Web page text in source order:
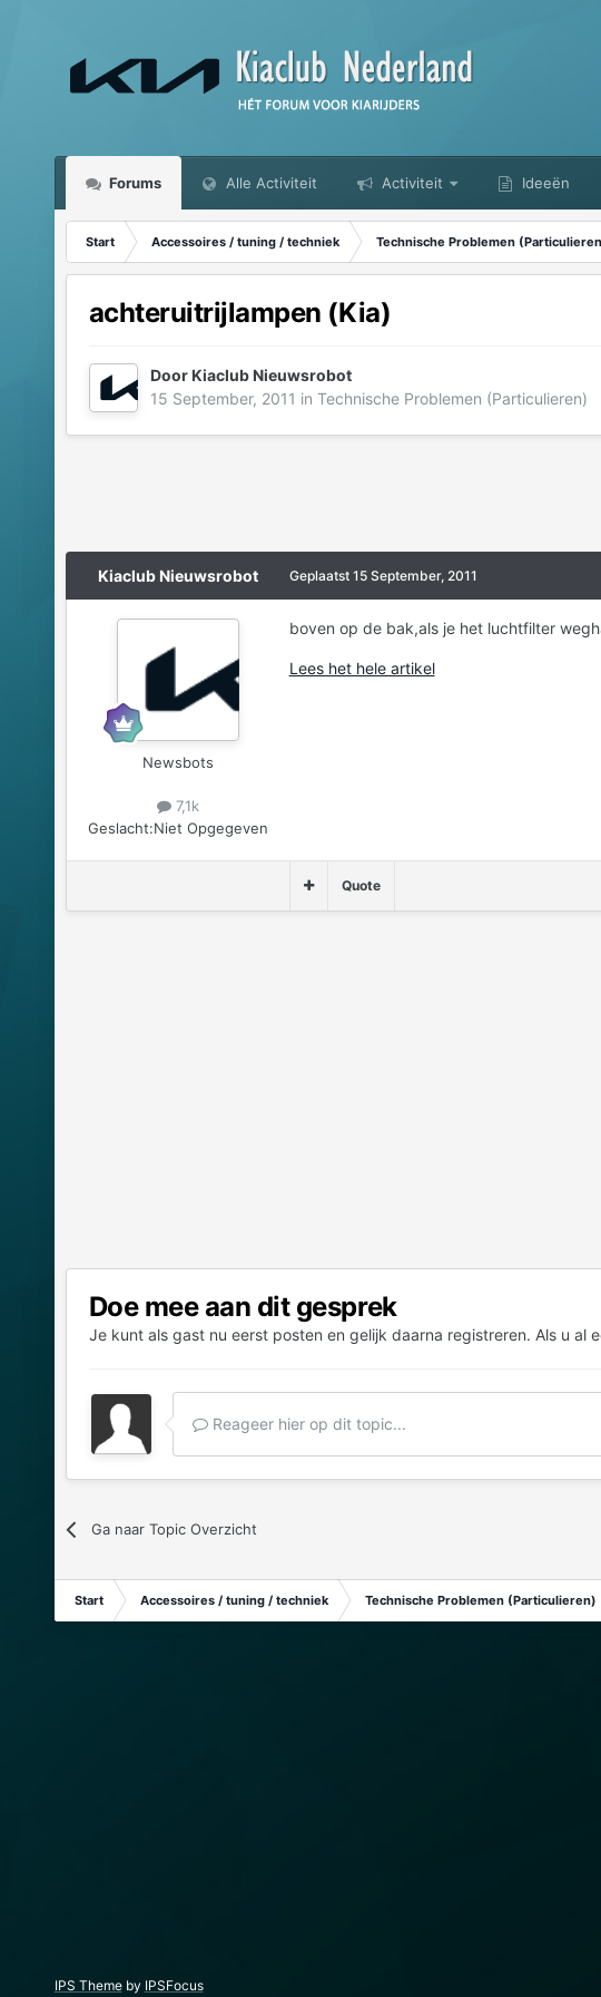
Forums Alle Activiteit Activiteit Ideeën
Start Accessoires / tuning / techniek Technische Problemen
achteruitrijlampen (Kia)
DoorKiaclub Nieuwsrobot
15 September, 2011 in Technische Problemen (Particulieren)
Kiaclub Nieuwsrobot
Newsbots
7,1k
Geslacht:Niet Opgegeven
Geplaatst 15 September, 2011
boven op de bak,als je het luchtfilter
Lees het hele artikel
Quote
Doe mee aan dit gesprek
Je kunt als gast nu eerst posten en gelijk daarna registreren. Als u al
Reageer hier op dit topic...
Ga naar Topic Overzicht
Start Accessoires / tuning / techniek Technische Problemen (Particulieren)
IPS Themeby IPSFocus